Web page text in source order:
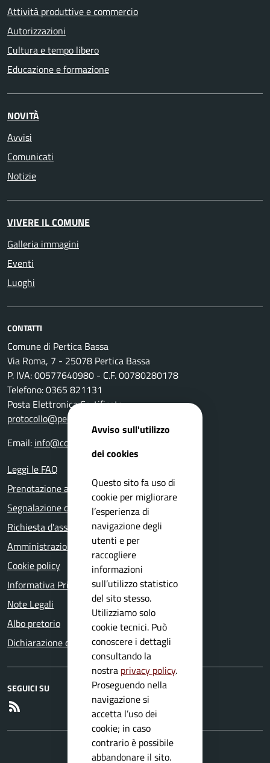
Attività produttive e commercio
Autorizzazioni
Cultura e tempo libero
Educazione e formazione
NOVITÀ
Avvisi
Comunicati
Notizie
VIVERE IL COMUNE
Galleria immagini
Eventi
Luoghi
CONTATTI
Comune di Pertica Bassa
Via Roma, 7 - 25078 Pertica Bassa
P. IVA: 00577640980 - C.F. 00780280178
Telefono: 0365 821131
Posta Elettronica Certificata:
protocollo@pec.comune.perticabassa.bs.it
Email: info@comune.perticabassa.bs.it
Leggi le FAQ
Prenotazione appuntamento
Segnalazione disservizio
Richiesta d'assistenza
Amministrazione trasparente
Cookie policy
Informativa Privacy
Note Legali
Albo pretorio
Dichiarazione di accessibilità
SEGUICI SU
Avviso sull'utilizzo
dei cookies
Questo sito fa uso di
cookie per migliorare
l’esperienza di
navigazione degli
utenti e per
raccogliere
informazioni
sull’utilizzo statistico
del sito stesso.
Utilizziamo solo
cookie tecnici. Può
conoscere i dettagli
consultando la
nostra privacy policy.
Proseguendo nella
navigazione si
accetta l’uso dei
cookie; in caso
contrario è possibile
abbandonare il sito.